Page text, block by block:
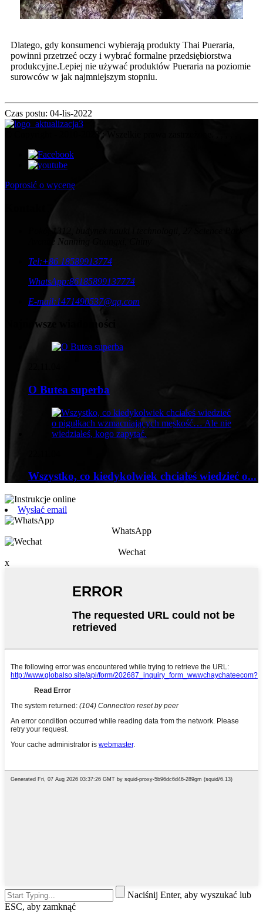
Dlatego, gdy konsumenci wybierają produkty Thai Pueraria,
powinni przetrzeć oczy i wybrać formalne przedsiębiorstwa
produkcyjne.Lepiej nie używać produktów Pueraria na poziomie
surowców w jak najmniejszym stopniu.
Czas postu: 04-lis-2022
© Copyright - 2010-2023 : Wszelkie prawa zastrzeżone. , , , , , ,
Poprosić o wycenę
Pokój 1312, budynek nauki i technologii, 27 Science Park
Avenue Nanning Guangxi, Chiny
Tel:+86 18589913774
WhatsApp:86185899137774
E-mail:1471490537@qq.com
Najnowsze wiadomości
O Butea superba
Wszystko, co kiedykolwiek chciałeś wiedzieć o...
Wysłać email
WhatsApp
Wechat
x
Naciśnij Enter, aby wyszukać lub
ESC, aby zamknąć